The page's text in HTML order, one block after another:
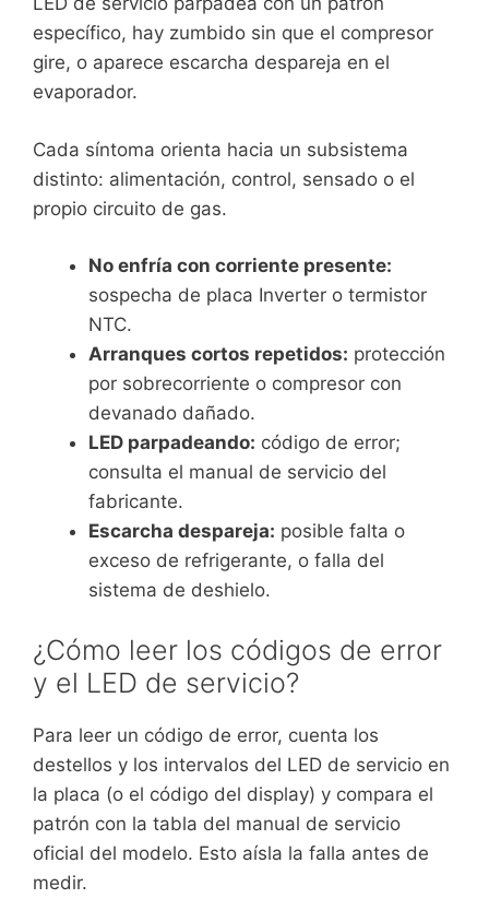
específico, hay zumbido sin que el compresor
gire, o aparece escarcha despareja en el
evaporador.
Cada síntoma orienta hacia un subsistema
distinto: alimentación, control, sensado o el
propio circuito de gas.
No enfría con corriente presente:
sospecha de placa Inverter o termistor
NTC.
Arranques cortos repetidos: protección
por sobrecorriente o compresor con
devanado dañado.
LED parpadeando: código de error;
consulta el manual de servicio del
fabricante.
Escarcha despareja: posible falta o
exceso de refrigerante, o falla del
sistema de deshielo.
¿Cómo leer los códigos de error
y el LED de servicio?
Para leer un código de error, cuenta los
destellos y los intervalos del LED de servicio en
la placa (o el código del display) y compara el
patrón con la tabla del manual de servicio
oficial del modelo. Esto aísla la falla antes de
medir.